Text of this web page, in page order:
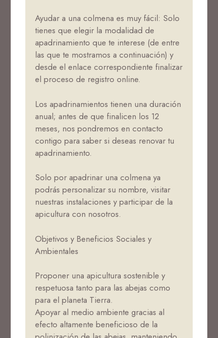
Ayudar a una colmena es muy fácil: Solo
tienes que elegir la modalidad de
apadrinamiento que te interese (de entre
las que te mostramos a continuación) y
desde el enlace correspondiente finalizar
el proceso de registro online.
Los apadrinamientos tienen una duración
anual; antes de que finalicen los 12
meses, nos pondremos en contacto
contigo para saber si deseas renovar tu
apadrinamiento.
Solo por apadrinar una colmena ya
podrás personalizar su nombre, visitar
nuestras instalaciones y participar de la
apicultura con nosotros.
Objetivos y Beneficios Sociales y
Ambientales
Proponer una apicultura sostenible y
respetuosa tanto para las abejas como
para el planeta Tierra.
Apoyar al medio ambiente gracias al
efecto altamente beneficioso de la